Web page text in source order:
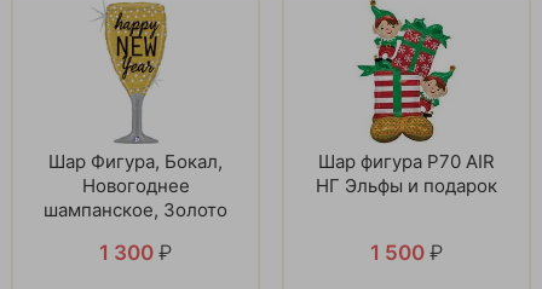
Шар Фигура, Бокал,
Новогоднее
шампанское, Золото
1 300 ₽
Шар фигура P70 AIR
НГ Эльфы и подарок
1 500 ₽